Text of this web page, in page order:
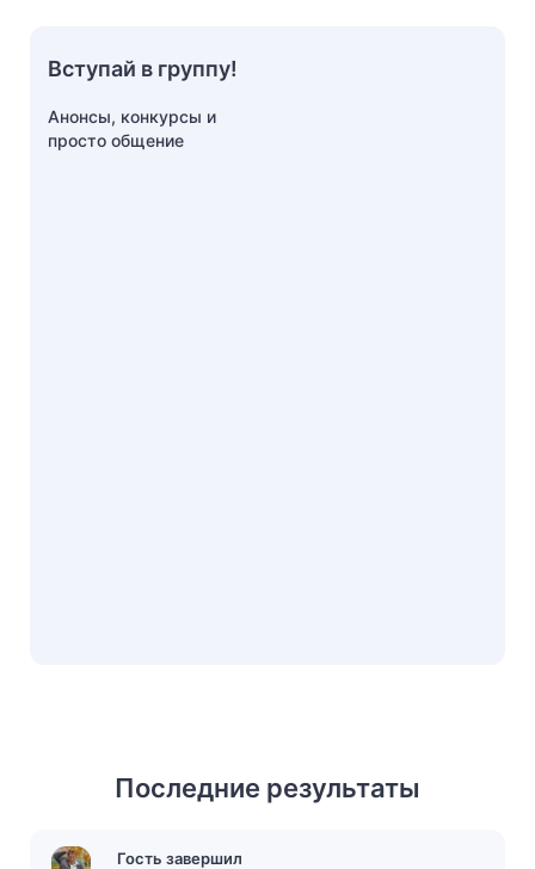
Последние результаты
Гость завершил
Вступай в группу!
Анонсы, конкурсы и
просто общение